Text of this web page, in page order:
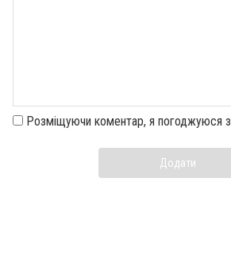
Розміщуючи коментар, я погоджуюся з
Додати